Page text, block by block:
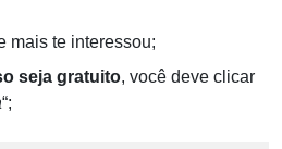
mais te interessou;
seja gratuito, você deve clicar
“;